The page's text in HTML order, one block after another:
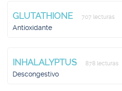
GLUTATHIONE 707 lecturas
Antioxidante
INHALALYPTUS 878 lecturas
Descongestivo